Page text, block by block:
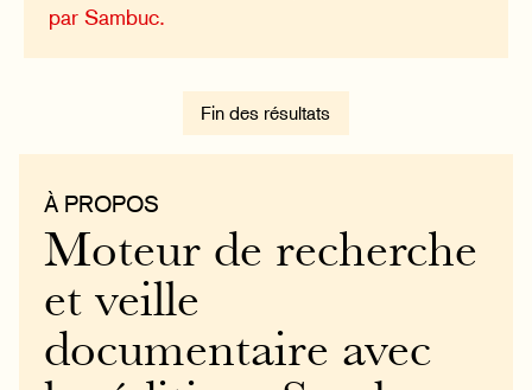
par Sambuc.
Fin des résultats
À PROPOS
Moteur de recherche
et veille
documentaire avec